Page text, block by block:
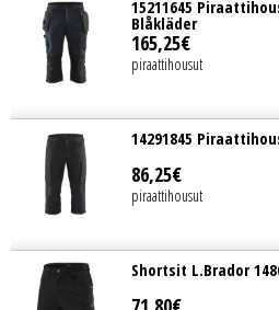
15211645
Blåkläder
165,25€
piraattihousut
14291845
86,25€
piraattihousut
Shortsit L.Brador